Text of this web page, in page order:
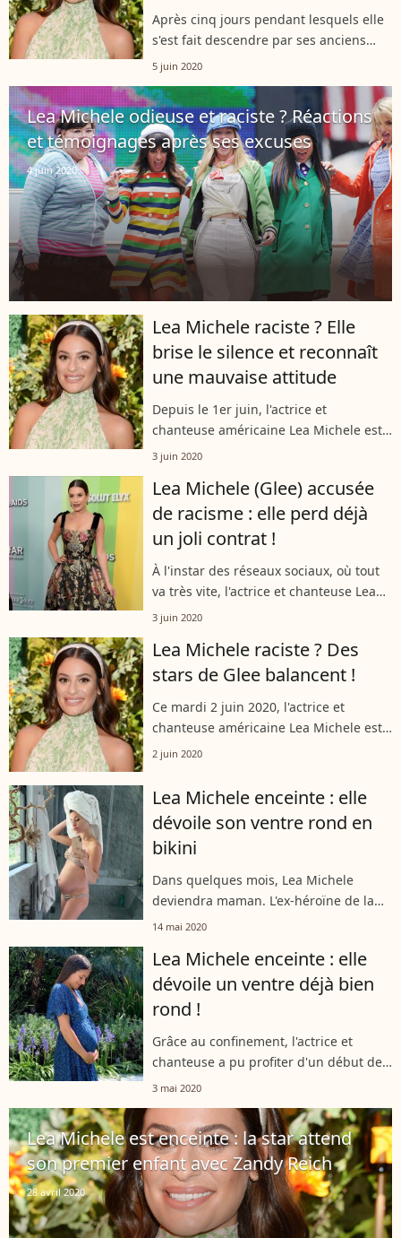
Après cinq jours pendant lesquels elle
s'est fait descendre par ses anciens
camarades de la série "Glee", l'actrice
finalement quelques témoignages...
5 juin 2020
Lea Michele odieuse et raciste ? Réactions
et témoignages après ses excuses
4 juin 2020
Lea Michele raciste ? Elle
brise le silence et reconnaît
une mauvaise attitude
Depuis le 1er juin, l'actrice et
chanteuse américaine Lea Michele est
sous le feu des critiques après les
la série "Glee", laissant entendre
qu'elle...
3 juin 2020
Lea Michele (Glee) accusée
de racisme : elle perd déjà
un joli contrat !
À l'instar des réseaux sociaux, où tout
va très vite, l'actrice et chanteuse Lea
Michele subit déjà un premier revers
formulées par d'anciennes collègues...
3 juin 2020
Lea Michele raciste ? Des
stars de Glee balancent !
Ce mardi 2 juin 2020, l'actrice et
chanteuse américaine Lea Michele est
l'un des sujets de conversation sur le
accusée par des actrices noires d'être...
2 juin 2020
Lea Michele enceinte : elle
dévoile son ventre rond en
bikini
Dans quelques mois, Lea Michele
deviendra maman. L'ex-héroïne de la
série "Glee" permet à ses followers
grossesse. Elle leur dévoile ses
nouvelles...
14 mai 2020
Lea Michele enceinte : elle
dévoile un ventre déjà bien
rond !
Grâce au confinement, l'actrice et
chanteuse a pu profiter d'un début de
grossesse paisible, loin des paparazzis.
l'arrivée de son premier enfant...
3 mai 2020
Lea Michele est enceinte : la star attend
son premier enfant avec Zandy Reich
28 avril 2020